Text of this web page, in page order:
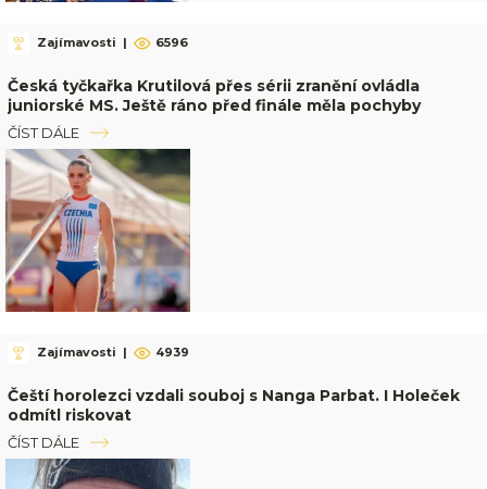
Zajímavosti | 6596
Česká tyčkařka Krutilová přes sérii zranění ovládla
juniorské MS. Ještě ráno před finále měla pochyby
ČÍST DÁLE
Zajímavosti | 4939
Čeští horolezci vzdali souboj s Nanga Parbat. I Holeček
odmítl riskovat
ČÍST DÁLE